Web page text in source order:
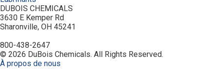
DUBOIS CHEMICALS
3630 E Kemper Rd
Sharonville, OH 45241
800-438-2647
© 2026 DuBois Chemicals. All Rights Reserved.
À propos de nous